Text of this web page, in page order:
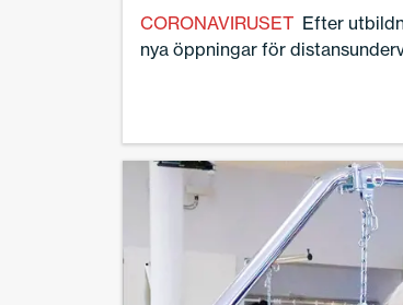
CORONAVIRUSET Efter
nya öppningar för
biträdande rektor på